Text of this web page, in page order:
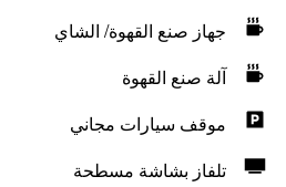
جهاز صنع القهوة/ الشاي
آلة صنع القهوة
موقف سيارات مجاني
تلفاز بشاشة مسطحة